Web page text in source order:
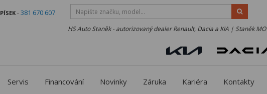
PÍSEK - 381 670 607
HS Auto Staněk - autorizovaný dealer Renault, Dacia a KIA | Staněk
Servis Financování Novinky Záruka Kariéra Kontakty